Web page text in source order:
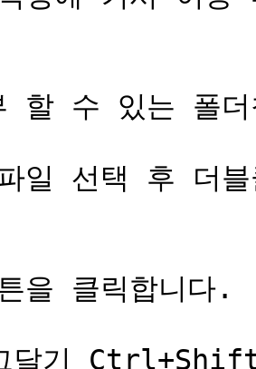
할 수 있는 폴
일 선택 후 더
을 클릭합니다.
달기